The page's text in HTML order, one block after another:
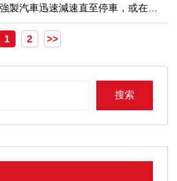
製汽車迅速減速直至停車，或在
外，還可用來使停歇的（de）汽車
不溜滑。在行車中，正（zhèng）確
磨損，防止機件損壞。應該如何正
（zhì）動嗎?一、預（yù）見性
）自己的（de）目的（de）或針對
chē）采取的提前減速製動措施，
1 2 >>
搜索